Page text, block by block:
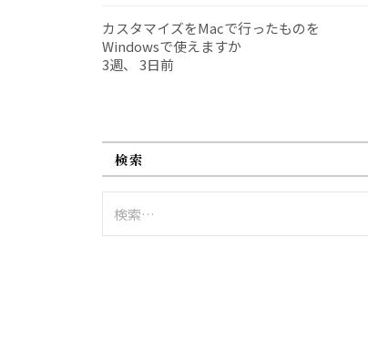
カスタマイズをMacで行ったものを
Windowsで使えますか
3週、 3日前
検索
索: